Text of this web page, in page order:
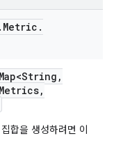
. Metric .
Map<String ,
Metrics,
합을 생성하려면 이